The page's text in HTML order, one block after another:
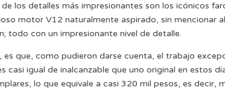
los detalles más impresionantes son los icónicos
motor V12 naturalmente aspirado, sin mencionar
todo con un impresionante nivel de detalle.
es que, como pudieron darse cuenta, el trabajo
casi igual de inalcanzable que uno original en estos
lo que equivale a casi 320 mil pesos, es decir,